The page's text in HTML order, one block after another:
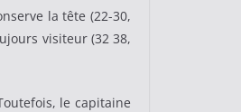
la tête (22-30,
visiteur (32 38,
le capitaine